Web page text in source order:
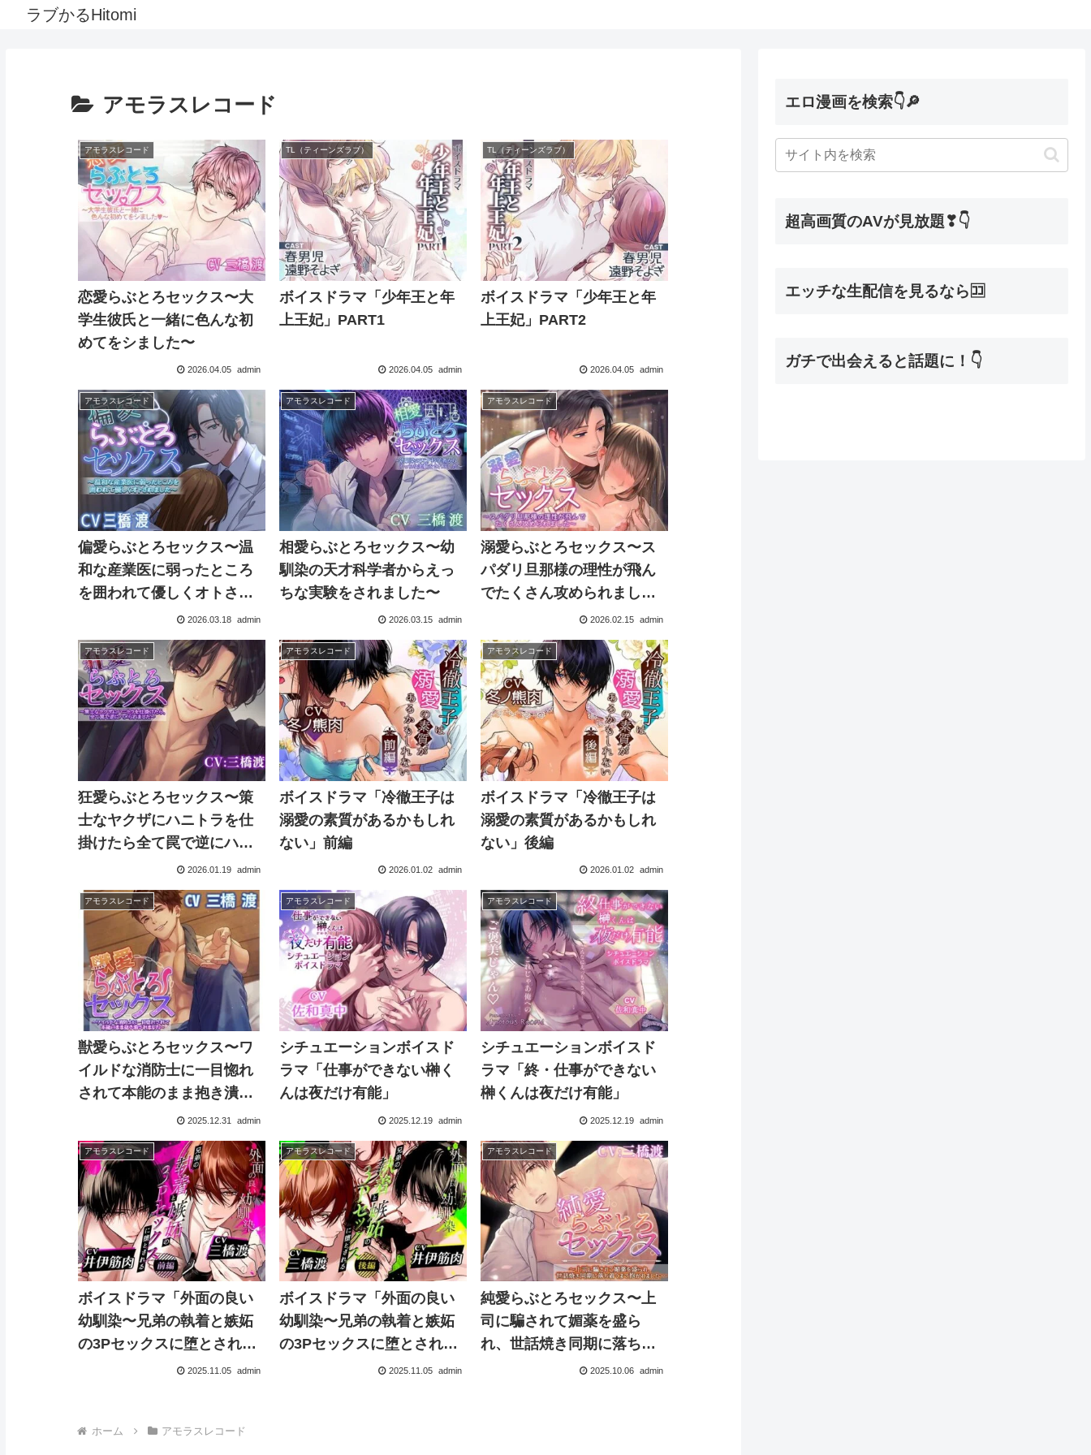
ラブかるHitomi
アモラスレコード
アモラスレコード
恋愛らぶとろセックス〜大
学生彼氏と一緒に色んな初
めてをシました〜
2026.04.05 admin
TL（ティーンズラブ）
ボイスドラマ「少年王と年
上王妃」PART1
2026.04.05 admin
TL（ティーンズラブ）
ボイスドラマ「少年王と年
上王妃」PART2
2026.04.05 admin
アモラスレコード
偏愛らぶとろセックス〜温
和な産業医に弱ったところ
を囲われて優しくオトされ
2026.03.18 admin
アモラスレコード
相愛らぶとろセックス〜幼
馴染の天才科学者からえっ
ちな実験をされました〜
2026.03.15 admin
アモラスレコード
溺愛らぶとろセックス〜ス
パダリ旦那様の理性が飛ん
でたくさん攻められまし
2026.02.15 admin
アモラスレコード
狂愛らぶとろセックス〜策
士なヤクザにハニトラを仕
掛けたら全て罠で逆にハメ
2026.01.19 admin
アモラスレコード
ボイスドラマ「冷徹王子は
溺愛の素質があるかもしれ
ない」前編
2026.01.02 admin
アモラスレコード
ボイスドラマ「冷徹王子は
溺愛の素質があるかもしれ
ない」後編
2026.01.02 admin
アモラスレコード
獣愛らぶとろセックス〜ワ
イルドな消防士に一目惚れ
されて本能のまま抱き潰さ
2025.12.31 admin
アモラスレコード
シチュエーションボイスド
ラマ「仕事ができない榊く
んは夜だけ有能」
2025.12.19 admin
アモラスレコード
シチュエーションボイスド
ラマ「終・仕事ができない
榊くんは夜だけ有能」
2025.12.19 admin
アモラスレコード
ボイスドラマ「外面の良い
幼馴染〜兄弟の執着と嫉妬
の3Pセックスに堕とされ
2025.11.05 admin
アモラスレコード
ボイスドラマ「外面の良い
幼馴染〜兄弟の執着と嫉妬
の3Pセックスに堕とされ
2025.11.05 admin
アモラスレコード
純愛らぶとろセックス〜上
司に騙されて媚薬を盛ら
れ、世話焼き同期に落ち着
くまで抱かれました〜
2025.10.06 admin
ホーム アモラスレコード
エロ漫画を検索👇🔎
超高画質のAVが見放題❣👇
エッチな生配信を見るなら🈁
ガチで出会えると話題に！👇